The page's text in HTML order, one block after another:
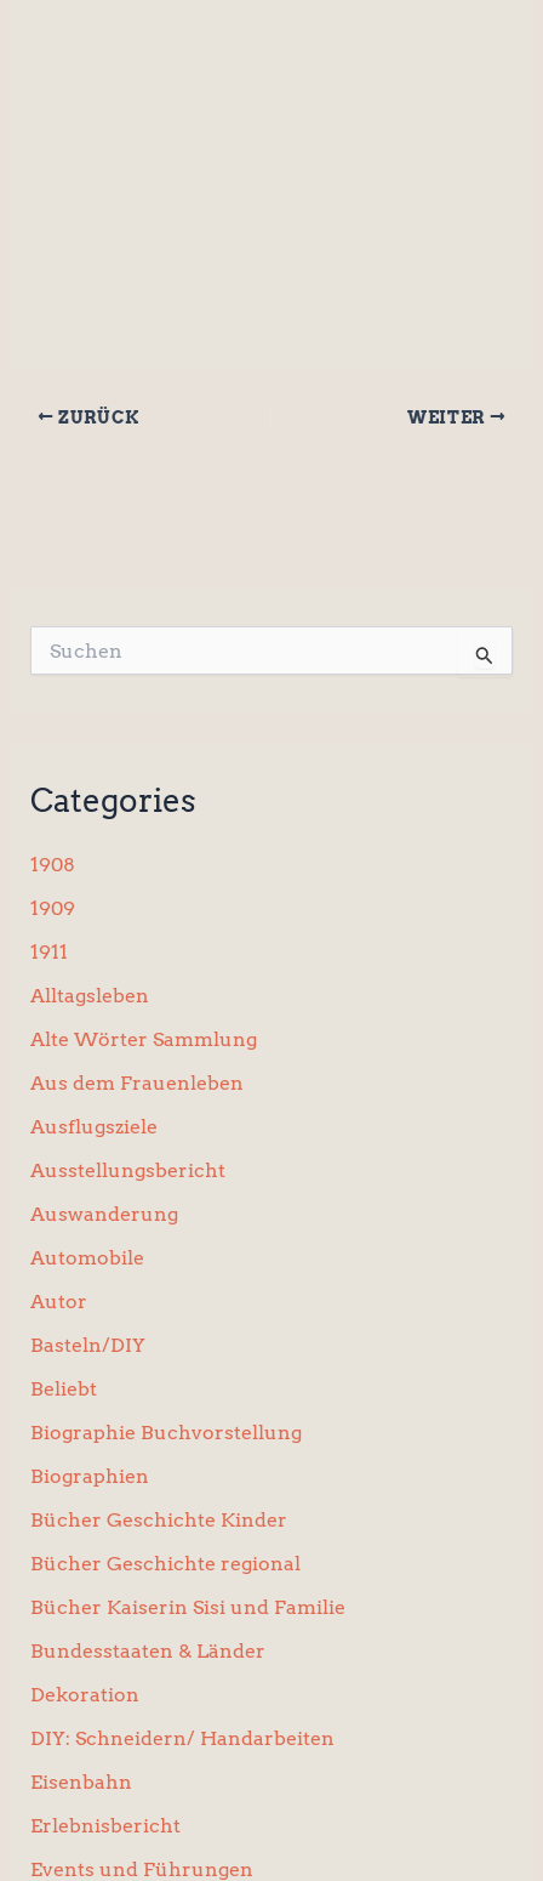
ZURÜCK WEITER
u
n
h
Categories
1908
1909
1911
Alltagsleben
Alte Wörter Sammlung
Aus dem Frauenleben
Ausflugsziele
Ausstellungsbericht
Auswanderung
Automobile
Autor
Basteln/DIY
Beliebt
Biographie Buchvorstellung
Biographien
Bücher Geschichte Kinder
Bücher Geschichte regional
Bücher Kaiserin Sisi und Familie
Bundesstaaten & Länder
Dekoration
DIY: Schneidern/ Handarbeiten
Eisenbahn
Erlebnisbericht
Events und Führungen